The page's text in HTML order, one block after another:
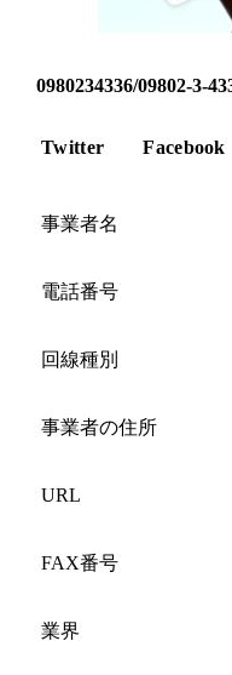
0980234336/09802-3-
Twitter Facebook
事業者名
電話番号
回線種別
事業者の住所
URL
FAX番号
業界